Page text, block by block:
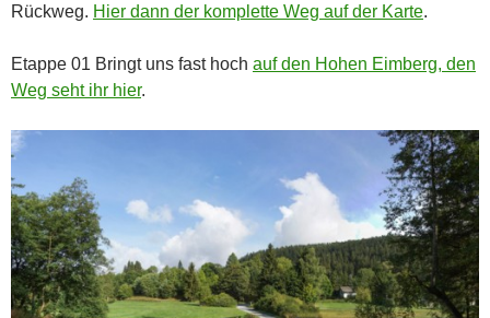
Rückweg. Hier dann der komplette Weg auf der Karte.
Etappe 01 Bringt uns fast hoch auf den Hohen Eimberg, den
Weg seht ihr hier.